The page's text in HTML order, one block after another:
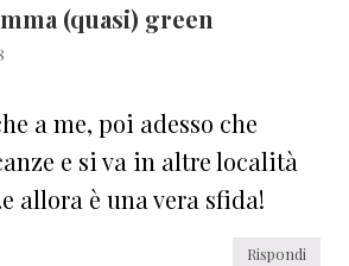
(quasi) green
a me, poi adesso che
e si va in altre località
allora è una vera sfida!
Rispondi